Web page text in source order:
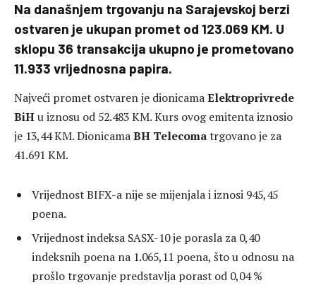
Na današnjem trgovanju na Sarajevskoj berzi
ostvaren je ukupan promet od 123.069 KM. U
sklopu 36 transakcija ukupno je prometovano
11.933 vrijednosna papira.
Najveći promet ostvaren je dionicamaElektroprivrede
BiHu iznosu od 52.483 KM. Kurs ovog emitenta iznosio
je 13,44 KM. DionicamaBH Telecomatrgovano je za
41.691 KM.
Vrijednost BIFX-a nije se mijenjala i iznosi 945,45
poena.
Vrijednost indeksa SASX-10 je porasla za 0,40
indeksnih poena na 1.065,11 poena, što u odnosu na
prošlo trgovanje predstavlja porast od 0,04 %